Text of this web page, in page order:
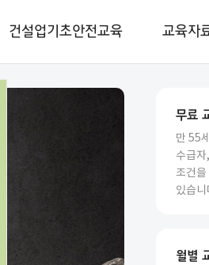
건설업기초안전교육 교육자
무료
만 55
수급자
조건을
있습니
월별